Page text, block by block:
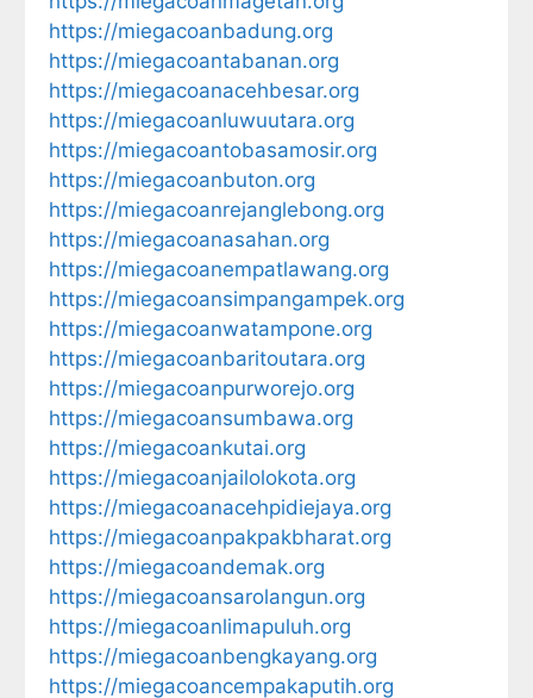
https://miegacoanbadung.org
https://miegacoantabanan.org
https://miegacoanacehbesar.org
https://miegacoanluwuutara.org
https://miegacoantobasamosir.org
https://miegacoanbuton.org
https://miegacoanrejanglebong.org
https://miegacoanasahan.org
https://miegacoanempatlawang.org
https://miegacoansimpangampek.org
https://miegacoanwatampone.org
https://miegacoanbaritoutara.org
https://miegacoanpurworejo.org
https://miegacoansumbawa.org
https://miegacoankutai.org
https://miegacoanjailolokota.org
https://miegacoanacehpidiejaya.org
https://miegacoanpakpakbharat.org
https://miegacoandemak.org
https://miegacoansarolangun.org
https://miegacoanlimapuluh.org
https://miegacoanbengkayang.org
https://miegacoancempakaputih.org